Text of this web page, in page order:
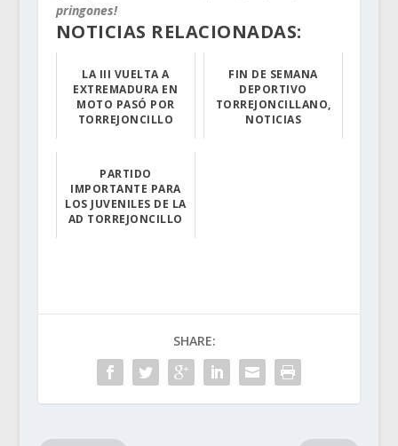
pringones!
NOTICIAS RELACIONADAS:
LA III VUELTA A
EXTREMADURA EN
MOTO PASÓ POR
TORREJONCILLO
FIN DE SEMANA
DEPORTIVO
TORREJONCILLANO,
NOTICIAS
PARTIDO
IMPORTANTE PARA
LOS JUVENILES DE LA
AD TORREJONCILLO
SHARE: